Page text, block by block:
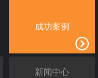
成功案例
新闻中心